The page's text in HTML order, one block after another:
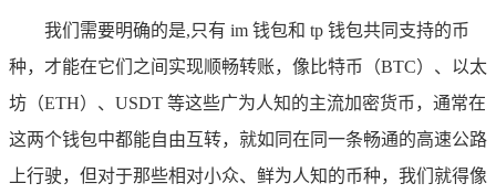
我们需要明确的是,只有 im 钱包和 tp 钱包共同支持的币
种，才能在它们之间实现顺畅转账，像比特币（BTC）、以太
坊（ETH）、USDT 等这些广为人知的主流加密货币，通常在
这两个钱包中都能自由互转，就如同在同一条畅通的高速公路
上行驶，但对于那些相对小众、鲜为人知的币种，我们就得像